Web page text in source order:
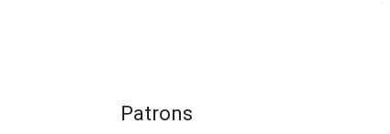
Patrons